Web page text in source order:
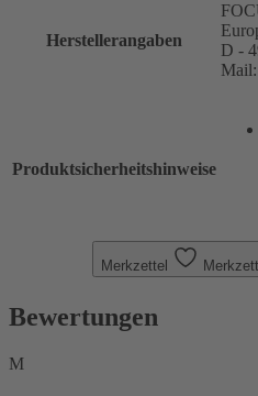
Herstellerangaben
D -
Produktsicherheitshinweise
Merkzettel
Bewertungen
M